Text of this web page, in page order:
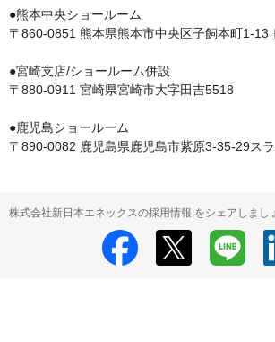
●熊本中央ショールーム
〒860-0851 熊本県熊本市中央区子飼本町1-13
●宮崎支店/ショールーム併設
〒880-0911 宮崎県宮崎市大字田吉5518
●鹿児島ショールーム
株式会社新日本エネックスの採用情報 をシェアしまし